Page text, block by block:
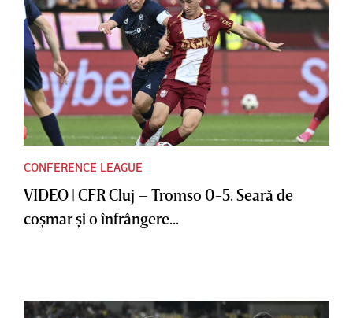
CONFERENCE LEAGUE
VIDEO | CFR Cluj – Tromso 0-5. Seară de
coşmar şi o înfrângere...